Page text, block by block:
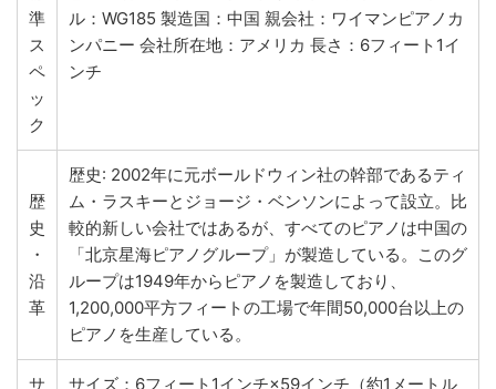
準
ス
ペ
ッ
ク
ル：WG185 製造国：中国 親会社：ワイマンピアノカ
ンパニー 会社所在地：アメリカ 長さ：6フィート1イ
ンチ
歴
史
・
沿
革
歴史: 2002年に元ボールドウィン社の幹部であるティ
ム・ラスキーとジョージ・ベンソンによって設立。比
較的新しい会社ではあるが、すべてのピアノは中国の
「北京星海ピアノグループ」が製造している。このグ
ループは1949年からピアノを製造しており、
1,200,000平方フィートの工場で年間50,000台以上の
ピアノを生産している。
サ
サイズ：6フィート1インチ×59インチ（約1メートル